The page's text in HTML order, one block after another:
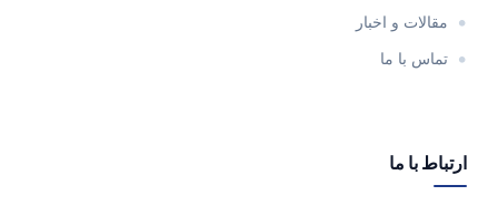
مقالات و اخبار
تماس با ما
ارتباط با ما